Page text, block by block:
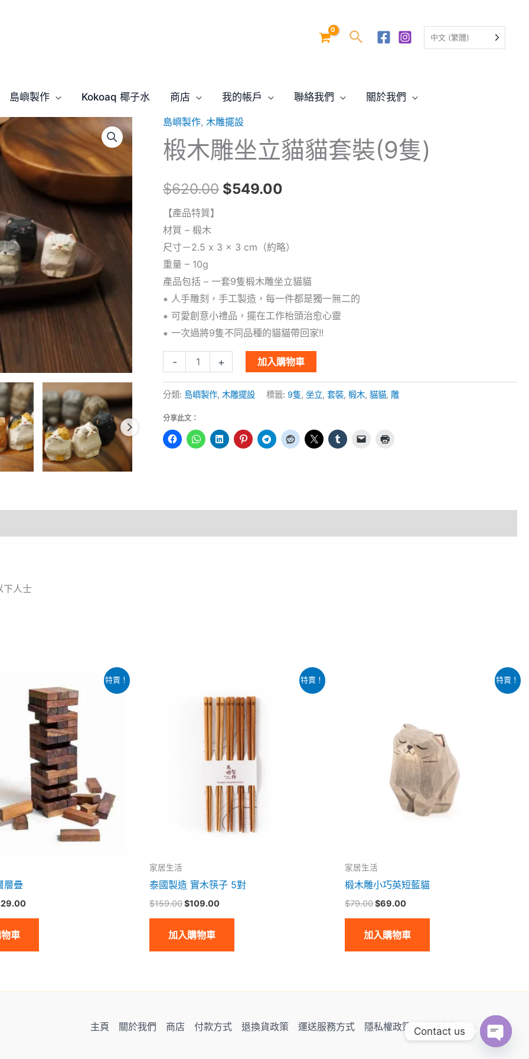
中文 (繁體)
島嶼製作 Kokoaq 椰子水 商店 我的帳戶 聯絡我們 關於我們
島嶼製作, 木雕擺設
椴木雕坐立貓貓套裝(9隻)
$620.00
原
始
價
$549.00
前
【產品特質】
材質 – 椴木
尺寸－2.5 x 3 x 3 cm（約略）
重量 – 10g
產品包括 – 一套9隻椴木雕坐立貓貓
⁕ 人手雕刻，手工製造，每一件都是獨一無二的
⁕ 可愛創意小禮品，擺在工作枱頭治愈心靈
⁕ 一次過將9隻不同品種的貓貓帶回家!!
-
椴
木
雕
立
貓
貓
套
裝
(9
隻)
數
量
+ 加入購物車
分類: 島嶼製作,木雕擺設 標籤: 9隻,坐立,套裝,椴木,貓貓, 雕
分享此文：
下人士
特賣！
層疊
前
價
格：
$229.00。
車
特賣！
家居生活
泰國製造 實木筷子 5對
$159.00
$159.00。
$109.00
價
格：
$109.00。
加入購物車
特賣！
家居生活
椴木雕小巧英短藍貓
$79.00$69.00
加入購物車
主頁 關於我們 商店 付款方式 退換貨政策 運送服務方式 隱私權政策 聯絡我們
Contact us
Open